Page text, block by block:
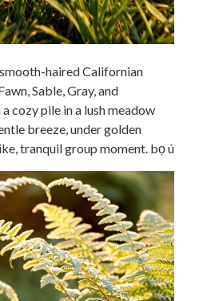
haired Californian
Sable, Gray, and
cozy pile in a lush meadow
breeze, under golden
tranquil group moment. bọ ú